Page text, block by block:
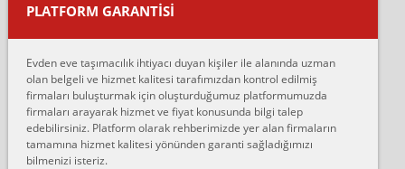
Murat:
çalıştıklarını, müş...
Ahmet:
Lüleburgaz güngünes evden eve naklyat eşyalarımı taşımak için
anlaştık sabah eve geldiklerinde de eşyalarımı düzgün şekilde
sarcaz demelerine r...
PLATFORM GARANTİSİ
Evden eve taşımacılık ihtiyacı duyan kişiler ile alanında uzman
olan belgeli ve hizmet kalitesi tarafımızdan kontrol edilmiş
firmaları buluşturmak için oluşturduğumuz platformumuzda
firmaları arayarak hizmet ve fiyat konusunda bilgi talep
edebilirsiniz. Platform olarak rehberimizde yer alan firmaların
tamamına hizmet kalitesi yönünden garanti sağladığımızı
bilmenizi isteriz.